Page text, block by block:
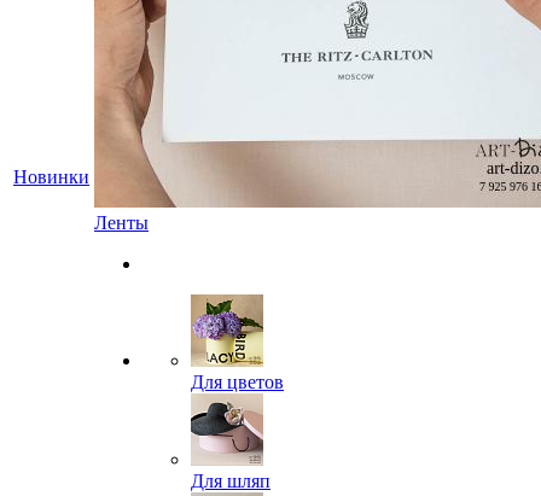
Новинки
Ленты
Для цветов
Для шляп